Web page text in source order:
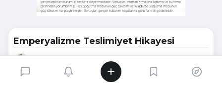
Emperyalizme Teslimiyet Hikayesi
03.08.2026 görüntülenme